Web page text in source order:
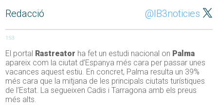
Redacció @IB3noticies
153
El portal Rastreator ha fet un estudi nacional on Palma
apareix com la ciutat d’Espanya més cara per passar unes
vacances aquest estiu. En concret, Palma resulta un 39%
més cara que la mitjana de les principals ciutats turístiques
de l’Estat. La segueixen Cadis i Tarragona amb els preus
més alts.